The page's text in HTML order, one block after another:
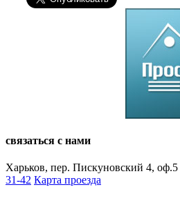
связаться с нами
Харьков, пер. Пискуновский 4, оф.5
31-42 Карта проезда